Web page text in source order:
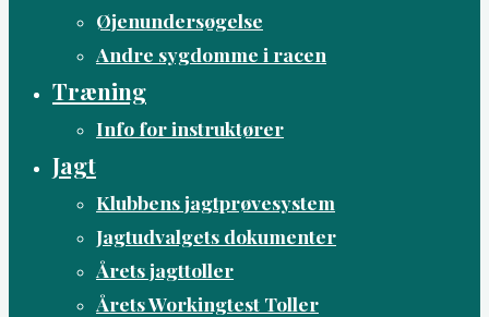
Øjenundersøgelse
Andre sygdomme i racen
Træning
Info for instruktører
Jagt
Klubbens jagtprøvesystem
Jagtudvalgets dokumenter
Årets jagttoller
Årets Workingtest Toller